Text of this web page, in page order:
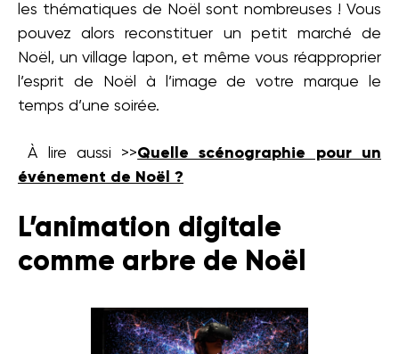
les thématiques de Noël sont nombreuses ! Vous
pouvez alors reconstituer un petit marché de
Noël, un village lapon, et même vous réapproprier
l’esprit de Noël à l’image de votre marque le
temps d’une soirée.
À lire aussi >>Quelle scénographie pour un
événement de Noël ?
L’animation digitale
comme arbre de Noël